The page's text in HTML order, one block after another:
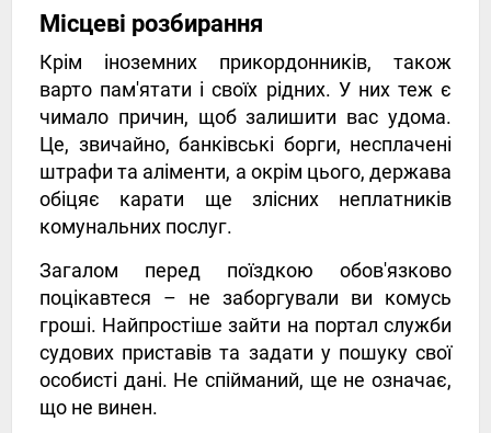
Місцеві розбирання
Крім іноземних прикордонників, також
варто пам'ятати і своїх рідних. У них теж є
чимало причин, щоб залишити вас удома.
Це, звичайно, банківські борги, несплачені
штрафи та аліменти, а окрім цього, держава
обіцяє карати ще злісних неплатників
комунальних послуг.
Загалом перед поїздкою обов'язково
поцікавтеся – не заборгували ви комусь
гроші. Найпростіше зайти на портал служби
судових приставів та задати у пошуку свої
особисті дані. Не спійманий, ще не означає,
що не винен.